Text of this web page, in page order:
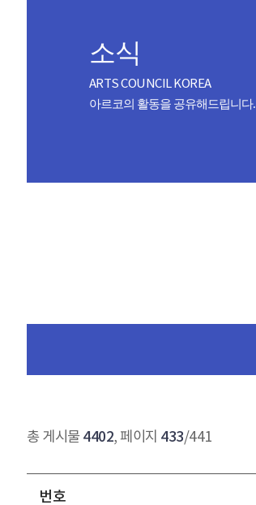
소식
ARTS COUNCIL KOREA
아르코의 활동을 공유해드립니다.
총 게시물 4402, 페이지 433/441
번호